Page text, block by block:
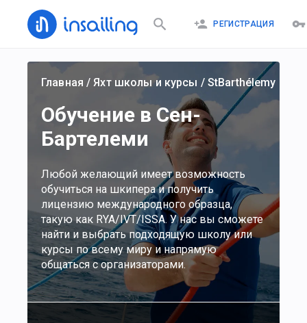
РЕГИСТРАЦИЯ
Главная /Яхт школы и курсы / StBarthélemy
Обучение в Сен-
Бартелеми
Любой желающий имеет возможность
обучиться на шкипера и получить
лицензию международного образца,
такую как RYA/IVT/ISSA. У нас вы сможете
найти и выбрать подходящую школу или
курсы по всему миру и напрямую
общаться с организаторами.